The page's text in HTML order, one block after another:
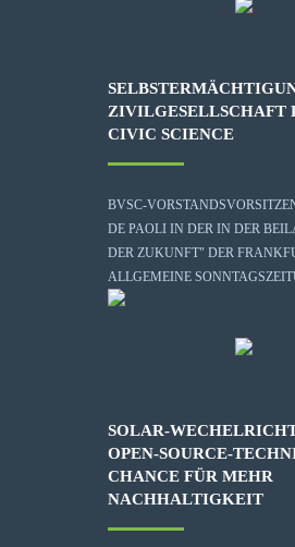
ZIVILGESELLSCHAFT
CIVIC SCIENCE
BVSC-
DE PAOLI IN DER IN DER
DER ZUKUNFT" DER
ALLGEMEINE
SOLAR-
OPEN-SOURCE-
CHANCE FÜR MEHR
NACHHALTIGKEIT